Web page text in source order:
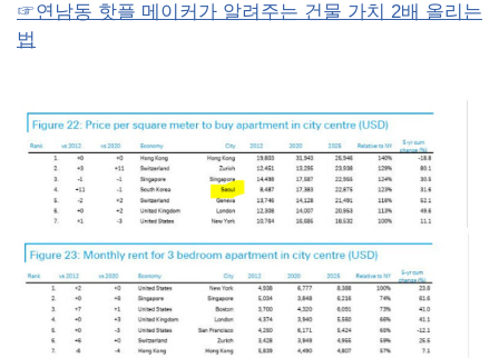
☞연남동 핫플 메이커가 알려주는 건물 가치 2배 올리는
법